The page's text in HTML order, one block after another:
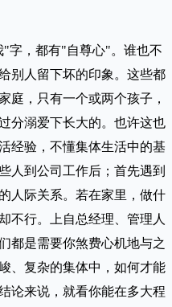
，都有"自尊心"。谁也不
别人留下坏的印象。这些都
庭，只有一个或两个孩子，
分溺爱下长大的。也许这也
经验，不懂集体生活中的基
人到公司工作后；首先遇到
人际关系。若在家里，做什
不行。上自总经理、管理人
都是需要你煞费心机地与之
、复杂的集体中，如何才能
论来说，就看你能在多大程